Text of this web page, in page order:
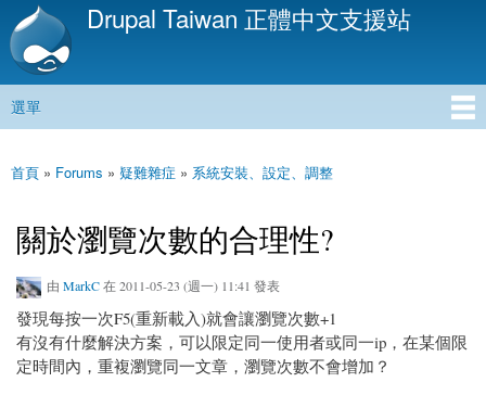
移
內
Drupal Taiwan 正體中文支援站
主選單
選單
您在這裡
首頁 » Forums » 疑難雜症 » 系統安裝、設定、調整
關於瀏覽次數的合理性?
由 MarkC在 2011-05-23 (週一) 11:41 發表
發現每按一次F5(重新載入)就會讓瀏覽次數+1
有沒有什麼解決方案，可以限定同一使用者或同一ip，在某個限
定時間內，重複瀏覽同一文章，瀏覽次數不會增加？